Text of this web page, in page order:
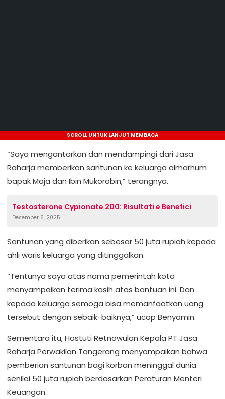
SCROLL UNTUK LANJUT MEMBACA
“Saya mengantarkan dan mendampingi dari Jasa
Raharja memberikan santunan ke keluarga almarhum
bapak Maja dan Ibin Mukorobin,” terangnya.
Testosterone Cypionate 200: Risultati e Benefici
Desember 6, 2025
Santunan yang diberikan sebesar 50 juta rupiah kepada
ahli waris keluarga yang ditinggalkan.
“Tentunya saya atas nama pemerintah kota
menyampaikan terima kasih atas bantuan ini. Dan
kepada keluarga semoga bisa memanfaatkan uang
tersebut dengan sebaik-baiknya,” ucap Benyamin.
Sementara itu, Hastuti Retnowulan Kepala PT Jasa
Raharja Perwakilan Tangerang menyampaikan bahwa
pemberian santunan bagi korban meninggal dunia
senilai 50 juta rupiah berdasarkan Peraturan Menteri
Keuangan.